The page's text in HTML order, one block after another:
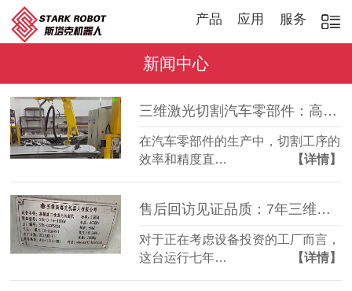
产品 应用 服务
新闻中心
三维激光切割汽车零部件：高效稳定，适配多品种加工
在汽车零部件的生产中，切割工序的
效率和精度直…
【详情】
售后回访见证品质：7年三维激光切割机，稳定如常
对于正在考虑设备投资的工厂而言，
这台运行七年…
【详情】